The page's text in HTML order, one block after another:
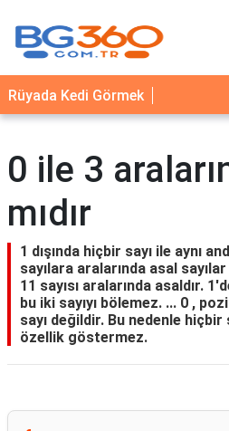
YEMEK
TARİFLERİ
NEDİR
FAYDALARI
İLETİŞİM
Rüyada Kedi Görmek
0 ile 3
mıdır
1 dışında hiçbir sayı ile aynı
sayılara aralarında asal
11 sayısı aralarında asaldır.
bu iki sayıyı bölemez. ... 0 ,
sayı değildir. Bu nedenle hiçbir
özellik göstermez.